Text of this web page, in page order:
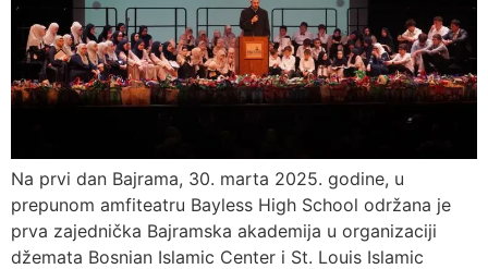
Na prvi dan Bajrama, 30. marta 2025. godine, u
prepunom amfiteatru Bayless High School održana je
prva zajednička Bajramska akademija u organizaciji
džemata Bosnian Islamic Center i St. Louis Islamic